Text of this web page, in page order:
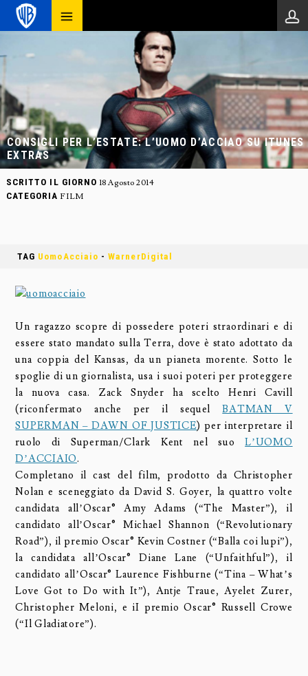
CONSIGLI PER L’ESTATE: L’UOMO D’ACCIAO SU ITUNES
EXTRAS
SCRITTO IL GIORNO 18 Agosto 2014
CATEGORIA FILM
TAG UomoAcciaio -WarnerDigital
Un ragazzo scopre di possedere poteri straordinari e di
essere stato mandato sulla Terra, dove è stato adottato da
una coppia del Kansas, da un pianeta morente. Sotto le
spoglie di un giornalista, usa i suoi poteri per proteggere
la nuova casa. Zack Snyder ha scelto Henri Cavill
(riconfermato anche per il sequelBATMAN V
SUPERMAN – DAWN OF JUSTICE) per interpretare il
ruolo di Superman/Clark Kent nel suoL’UOMO
D’ACCIAIO.
Completano il cast del film, prodotto da Christopher
Nolan e sceneggiato da David S. Goyer, la quattro volte
candidata all’Oscar® Amy Adams (“The Master”), il
candidato all’Oscar® Michael Shannon (“Revolutionary
Road”), il premio Oscar® Kevin Costner (“Balla coi lupi”),
la candidata all’Oscar® Diane Lane (“Unfaithful”), il
candidato all’Oscar® Laurence Fishburne (“Tina – What’s
Love Got to Do with It”), Antje Traue, Ayelet Zurer,
Christopher Meloni, e iI premio Oscar® Russell Crowe
(“Il Gladiatore”).